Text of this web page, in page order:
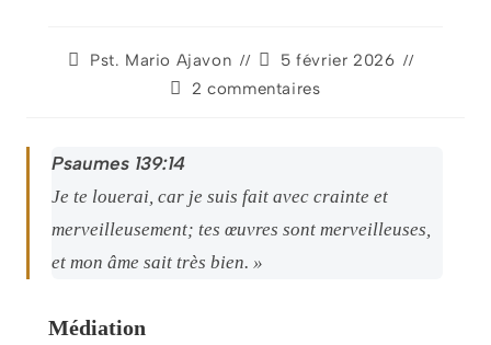
Pst. Mario Ajavon
5 février 2026
2 commentaires
Psaumes 139:14
Je te louerai, car je suis fait avec crainte et
merveilleusement; tes œuvres sont merveilleuses,
et mon âme sait très bien. »
Médiation